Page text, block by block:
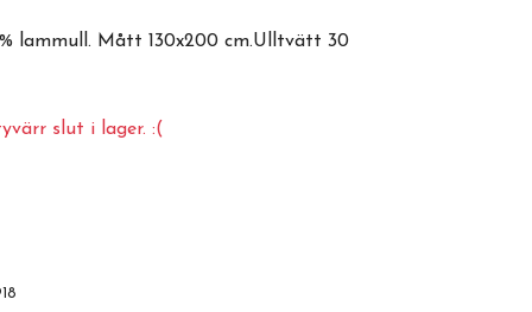
lammull. Mått 130x200 cm.Ulltvätt 30
slut i lager. :(